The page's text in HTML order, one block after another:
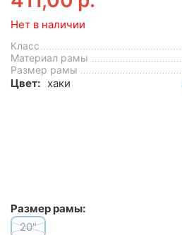
Нет в наличии
Класс
Материал рамы
Размер рамы
Цвет: хаки
Размер рамы:
20"